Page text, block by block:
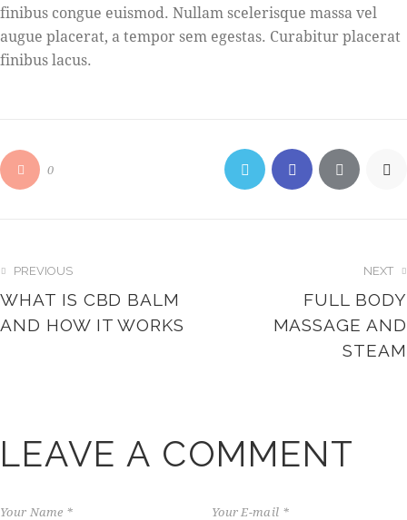
finibus congue euismod. Nullam scelerisque massa vel
augue placerat, a tempor sem egestas. Curabitur placerat
finibus lacus.
0
PREVIOUS
WHAT IS CBD BALM
AND HOW IT WORKS
NEXT
FULL BODY
MASSAGE AND
STEAM
LEAVE A COMMENT